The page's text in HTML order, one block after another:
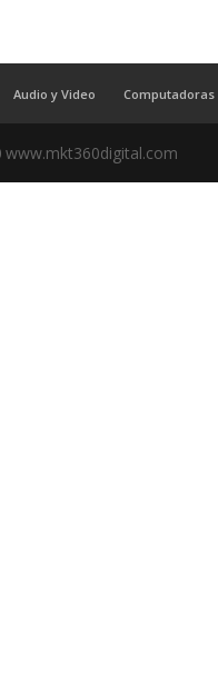
Audio y Video Computadoras
www.mkt360digital.com